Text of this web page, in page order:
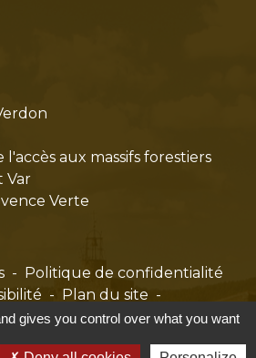
aux massifs forestiers
Var
Verte
-
Politique de confidentialité
- Plan du site -
des cookies
gives you control over what you want